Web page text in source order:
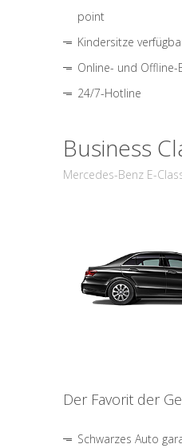
point
Kindersitze
Online- und Offline-
24/7-Hotline
Business
Mercedes-Benz E-
Der Favorit der
Schwarzes Auto